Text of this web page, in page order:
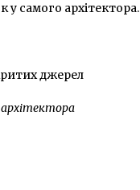
у самого архітектора.